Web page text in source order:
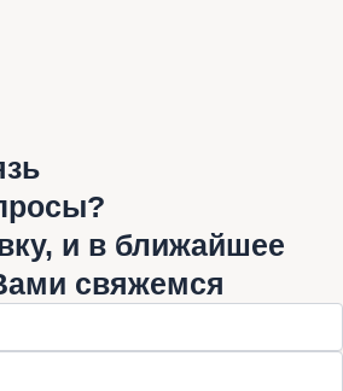
и в ближайшее
свяжемся